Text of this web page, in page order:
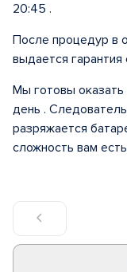
20:45 .
После процедур в
выдается
Мы готовы
день .
разряжается
сложность вам